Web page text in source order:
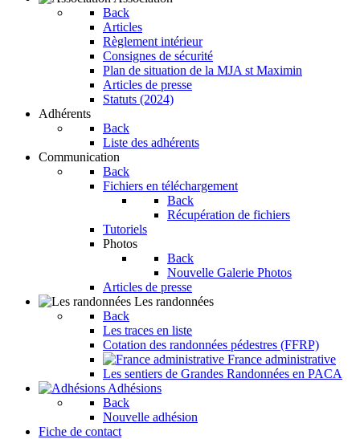
Back
Articles
Règlement intérieur
Consignes de sécurité
Plan de situation de la MJA st Maximin
Articles de presse
Statuts (2024)
Adhérents
Back
Liste des adhérents
Communication
Back
Fichiers en téléchargement
Back
Récupération de fichiers
Tutoriels
Photos
Back
Nouvelle Galerie Photos
Articles de presse
Les randonnées
Back
Les traces en liste
Cotation des randonnées pédestres (FFRP)
France administrative
Les sentiers de Grandes Randonnées en PACA
Adhésions
Back
Nouvelle adhésion
Fiche de contact